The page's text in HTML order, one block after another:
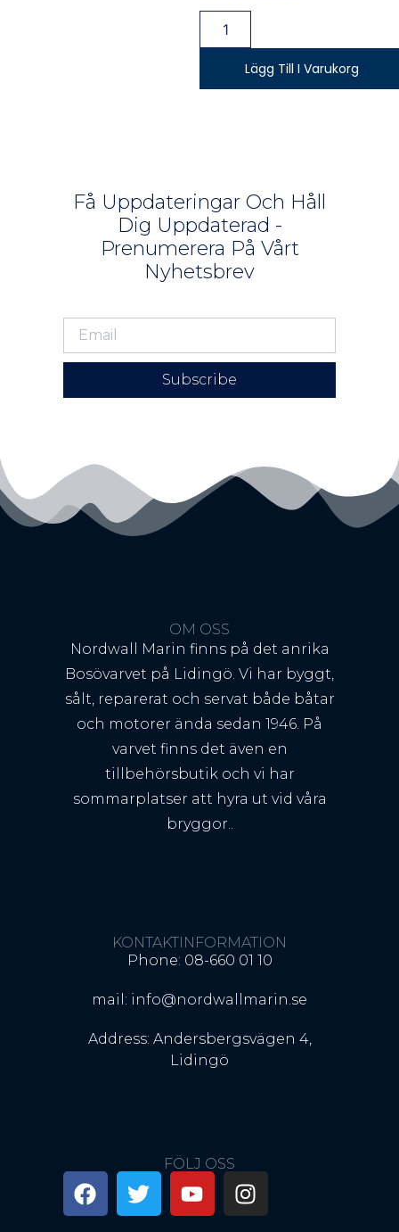
Lägg Till I Varukorg
Få Uppdateringar Och Håll
Dig Uppdaterad -
Prenumerera På Vårt
Nyhetsbrev
Subscribe
OM OSS
Nordwall Marin finns på det anrika
Bosövarvet på Lidingö. Vi har byggt,
sålt, reparerat och servat både båtar
och motorer ända sedan 1946. På
varvet finns det även en
tillbehörsbutik och vi har
sommarplatser att hyra ut vid våra
bryggor..
KONTAKTINFORMATION
Phone: 08-660 01 10
mail: info@nordwallmarin.se
Address: Andersbergsvägen 4,
Lidingö
FÖLJ OSS